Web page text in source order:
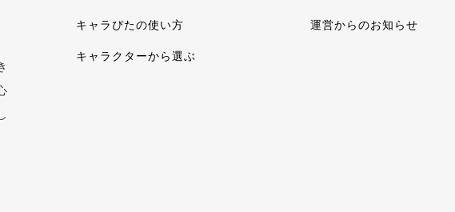
キャラぴたの使い方
キャラクターから選ぶ
運営からのお知らせ